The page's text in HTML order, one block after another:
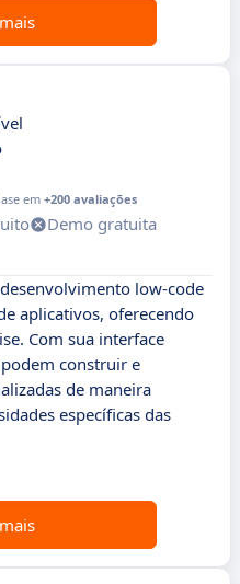
em +200 avaliações
Demo gratuita
low-code
aplicativos, oferecendo
Com sua interface
construir e
de maneira
específicas das